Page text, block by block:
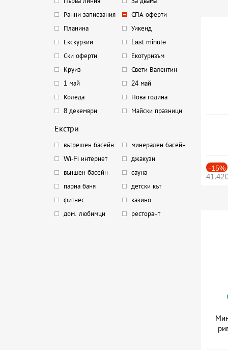
Ранни записвания
СПА оферти
Планина
Уикенд
Екскурзии
Last minute
Ски оферти
Екотуризъм
Круиз
Свети Валентин
1 май
24 май
Коледа
Нова година
8 декември
Майски празници
Екстри
вътрешен басейн
минерален басейн
Wi-Fi интернет
джакузи
външен басейн
сауна
парна баня
детски кът
фитнес
казино
дом. любимци
ресторант
-15%
41.42€